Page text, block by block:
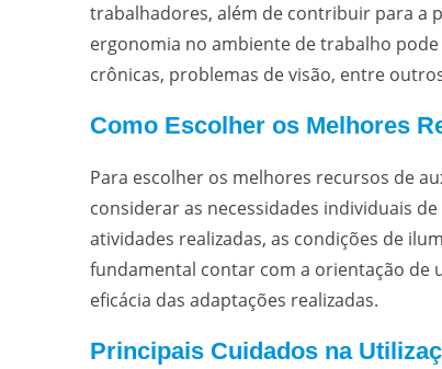
trabalhadores, além de contribuir para a
ergonomia no ambiente de trabalho
crônicas, problemas de visão, entre
Como Escolher os Melhores
Para escolher os melhores recursos de
considerar as necessidades individuais
atividades realizadas, as condições de
fundamental contar com a orientação de
eficácia das adaptações realizadas.
Principais Cuidados na